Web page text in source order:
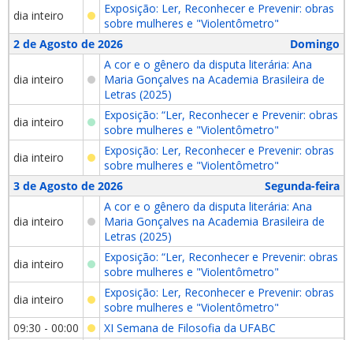
dia inteiro
Exposição: Ler, Reconhecer e Prevenir: obras
sobre mulheres e "Violentômetro"
2 de Agosto de 2026
Domingo
dia inteiro
A cor e o gênero da disputa literária: Ana
Maria Gonçalves na Academia Brasileira de
Letras (2025)
dia inteiro
Exposição: “Ler, Reconhecer e Prevenir: obras
sobre mulheres e "Violentômetro"
dia inteiro
Exposição: Ler, Reconhecer e Prevenir: obras
sobre mulheres e "Violentômetro"
3 de Agosto de 2026
Segunda-feira
dia inteiro
A cor e o gênero da disputa literária: Ana
Maria Gonçalves na Academia Brasileira de
Letras (2025)
dia inteiro
Exposição: “Ler, Reconhecer e Prevenir: obras
sobre mulheres e "Violentômetro"
dia inteiro
Exposição: Ler, Reconhecer e Prevenir: obras
sobre mulheres e "Violentômetro"
09:30 - 00:00
XI Semana de Filosofia da UFABC